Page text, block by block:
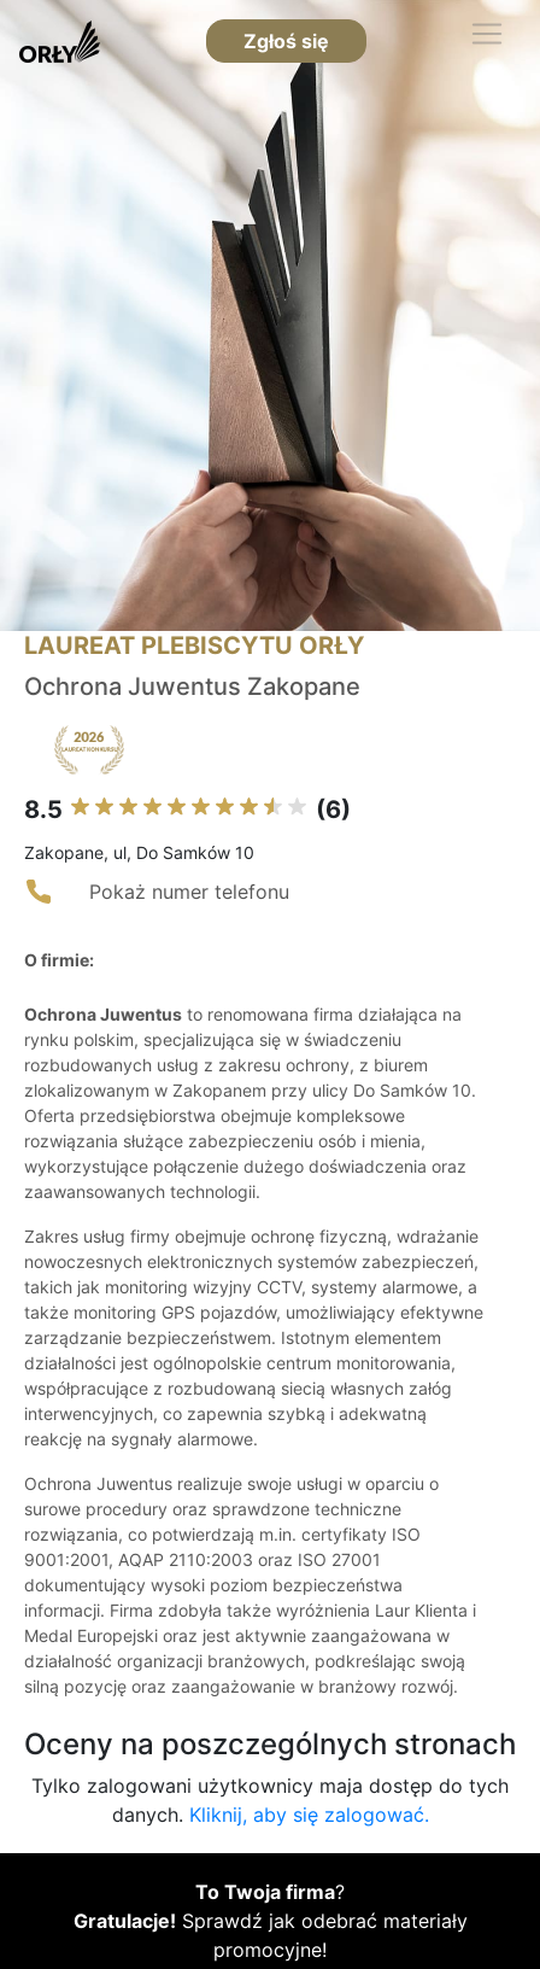
Zgłoś się
LAUREAT PLEBISCYTU ORŁY
Ochrona Juwentus Zakopane
8.5 (6)
Zakopane, ul, Do Samków 10
Pokaż numer telefonu
O firmie:
Ochrona Juwentus to renomowana firma działająca na
rynku polskim, specjalizująca się w świadczeniu
rozbudowanych usług z zakresu ochrony, z biurem
zlokalizowanym w Zakopanem przy ulicy Do Samków 10.
Oferta przedsiębiorstwa obejmuje kompleksowe
rozwiązania służące zabezpieczeniu osób i mienia,
wykorzystujące połączenie dużego doświadczenia oraz
zaawansowanych technologii.
Zakres usług firmy obejmuje ochronę fizyczną, wdrażanie
nowoczesnych elektronicznych systemów zabezpieczeń,
takich jak monitoring wizyjny CCTV, systemy alarmowe, a
także monitoring GPS pojazdów, umożliwiający efektywne
zarządzanie bezpieczeństwem. Istotnym elementem
działalności jest ogólnopolskie centrum monitorowania,
współpracujące z rozbudowaną siecią własnych załóg
interwencyjnych, co zapewnia szybką i adekwatną
reakcję na sygnały alarmowe.
Ochrona Juwentus realizuje swoje usługi w oparciu o
surowe procedury oraz sprawdzone techniczne
rozwiązania, co potwierdzają m.in. certyfikaty ISO
9001:2001, AQAP 2110:2003 oraz ISO 27001
dokumentujący wysoki poziom bezpieczeństwa
informacji. Firma zdobyła także wyróżnienia Laur Klienta i
Medal Europejski oraz jest aktywnie zaangażowana w
działalność organizacji branżowych, podkreślając swoją
silną pozycję oraz zaangażowanie w branżowy rozwój.
Oceny na poszczególnych stronach
Tylko zalogowani użytkownicy maja dostęp do tych
danych. Kliknij, aby się zalogować.
To Twoja firma?
Gratulacje! Sprawdź jak odebrać materiały
promocyjne!